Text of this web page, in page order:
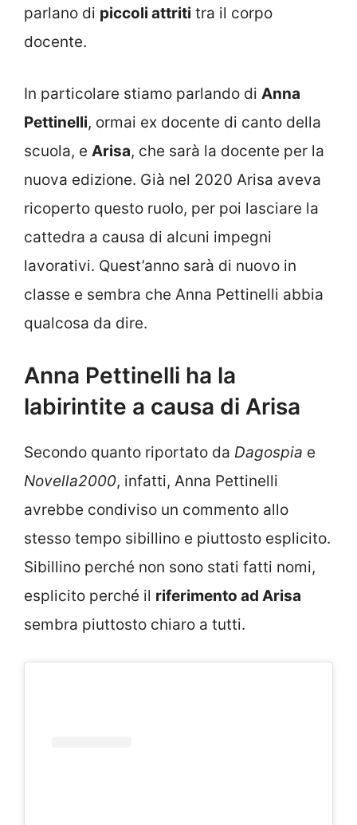
parlano di piccoli attriti tra il corpo
docente.
In particolare stiamo parlando di Anna
Pettinelli, ormai ex docente di canto della
scuola, e Arisa, che sarà la docente per la
nuova edizione. Già nel 2020 Arisa aveva
ricoperto questo ruolo, per poi lasciare la
cattedra a causa di alcuni impegni
lavorativi. Quest’anno sarà di nuovo in
classe e sembra che Anna Pettinelli abbia
qualcosa da dire.
Anna Pettinelli ha la
labirintite a causa di Arisa
Secondo quanto riportato da Dagospia e
Novella2000, infatti, Anna Pettinelli
avrebbe condiviso un commento allo
stesso tempo sibillino e piuttosto esplicito.
Sibillino perché non sono stati fatti nomi,
esplicito perché il riferimento ad Arisa
sembra piuttosto chiaro a tutti.